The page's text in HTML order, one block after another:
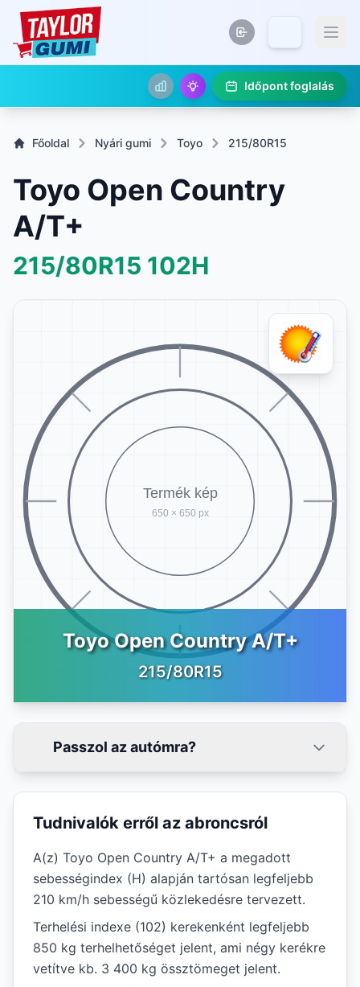
Időpont foglalás
Főoldal Nyári gumi Toyo 215/80R15
Toyo Open Country
A/T+
215/80R15 102H
Toyo Open Country A/T+
215/80R15
Passzol az autómra?
Tudnivalók erről az abroncsról
A(z) Toyo Open Country A/T+ a megadott
sebességindex (H) alapján tartósan legfeljebb
210 km/h sebességű közlekedésre tervezett.
Terhelési indexe (102) kerekenként legfeljebb
850 kg terhelhetőséget jelent, ami négy kerékre
vetítve kb. 3 400 kg össztömeget jelent.